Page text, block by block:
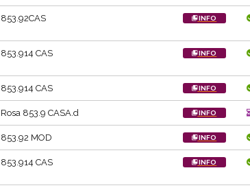
853.92CAS INFO
853.914 CAS INFO
853.914 CAS INFO
Rosa 853.9 CASA.d INFO
853.92 MOD INFO
853.914 CAS INFO